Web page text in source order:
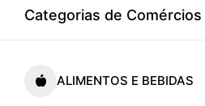
Categorias de Comércios
ALIMENTOS E BEBIDAS